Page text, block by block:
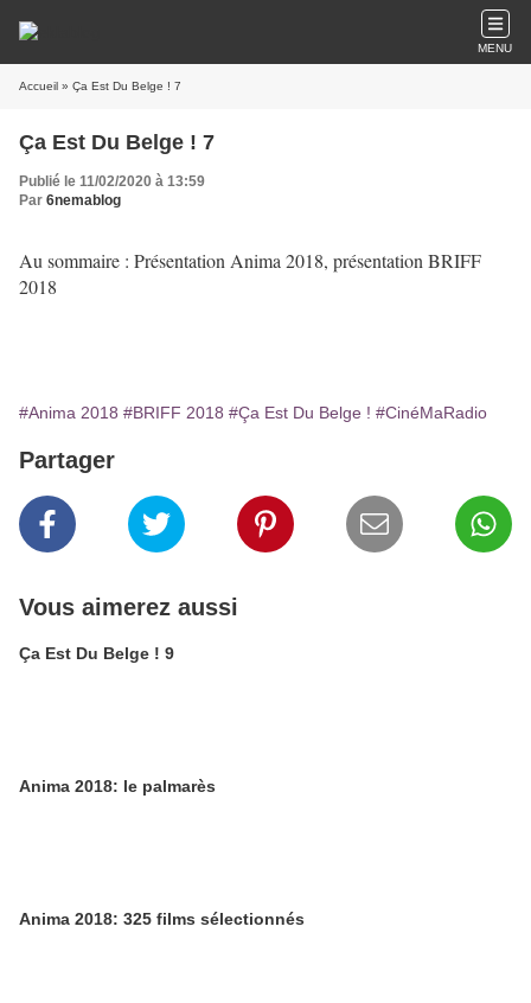
MENU
Accueil » Ça Est Du Belge ! 7
Ça Est Du Belge ! 7
Publié le 11/02/2020 à 13:59
Par 6nemablog
Au sommaire : Présentation Anima 2018, présentation BRIFF
2018
#Anima 2018 #BRIFF 2018 #Ça Est Du Belge ! #CinéMaRadio
Partager
Vous aimerez aussi
Ça Est Du Belge ! 9
Anima 2018: le palmarès
Anima 2018: 325 films sélectionnés